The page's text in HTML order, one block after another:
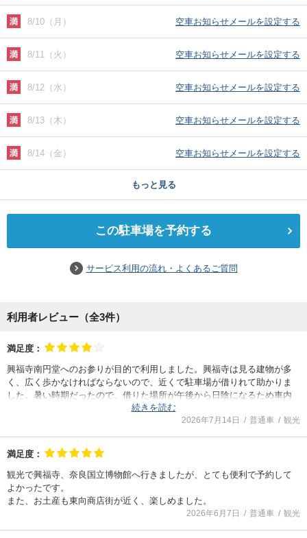
8/10（月） 空車お知らせメールを設定する
8/11（火） 空車お知らせメールを設定する
8/12（水） 空車お知らせメールを設定する
8/13（木） 空車お知らせメールを設定する
8/14（金） 空車お知らせメールを設定する
もっと見る
この駐車場を予約する
サービス利用の流れ・よくあるご質問
利用者レビュー（全3件）
満足度：
興福寺南円堂へのお参りが目的で利用しました。興福寺は見る建物が多
く、広く歩かなければならないので、近くで駐車場が借りれて助かりま
した。暑い時期だったので、借りた場所が午後から日陰になるため車内
で休憩した後、帰路につくことができました。
続きを読む
2026年7月14日 普通車 観光
満足度：
観光で興福寺、奈良国立博物館へ行きましたが、とても便利で予約して
よかったです。
また、お土産も東向商店街が近く、楽しめました。
2026年6月7日 普通車 観光